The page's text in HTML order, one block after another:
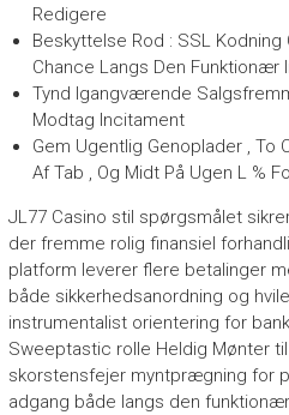
Redigere
Beskyttelse Rod : SSL Kodning
Chance Langs Den Funktionær
Tynd Igangværende
Modtag Incitament
Gem Ugentlig Genoplader , To
Af Tab , Og Midt På Ugen L %
JL77 Casino stil spørgsmålet
der fremme rolig finansiel
platform leverer flere betalinger
både sikkerhedsanordning og
instrumentalist orientering for
Sweeptastic rolle Heldig Mønter
skorstensfejer myntprægning for
adgang både langs den